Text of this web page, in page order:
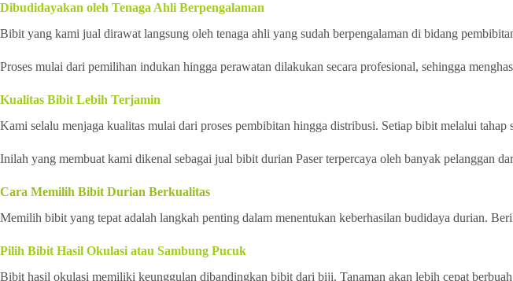
Dibudidayakan oleh Tenaga Ahli Berpengalaman
Bibit yang kami jual dirawat langsung oleh tenaga ahli yang sudah berpengalaman di bidang
Proses mulai dari pemilihan indukan hingga perawatan dilakukan secara profesional, sehingga
Kualitas Bibit Lebih Terjamin
Kami selalu menjaga kualitas mulai dari proses pembibitan hingga distribusi. Setiap bibit melalui tahap
Inilah yang membuat kami dikenal sebagai jual bibit durian Paser terpercaya oleh banyak pelanggan
Cara Memilih Bibit Durian Berkualitas
Memilih bibit yang tepat adalah langkah penting dalam menentukan keberhasilan budidaya durian.
Pilih Bibit Hasil Okulasi atau Sambung Pucuk
Bibit hasil okulasi memiliki keunggulan dibandingkan bibit dari biji. Tanaman akan lebih cepat